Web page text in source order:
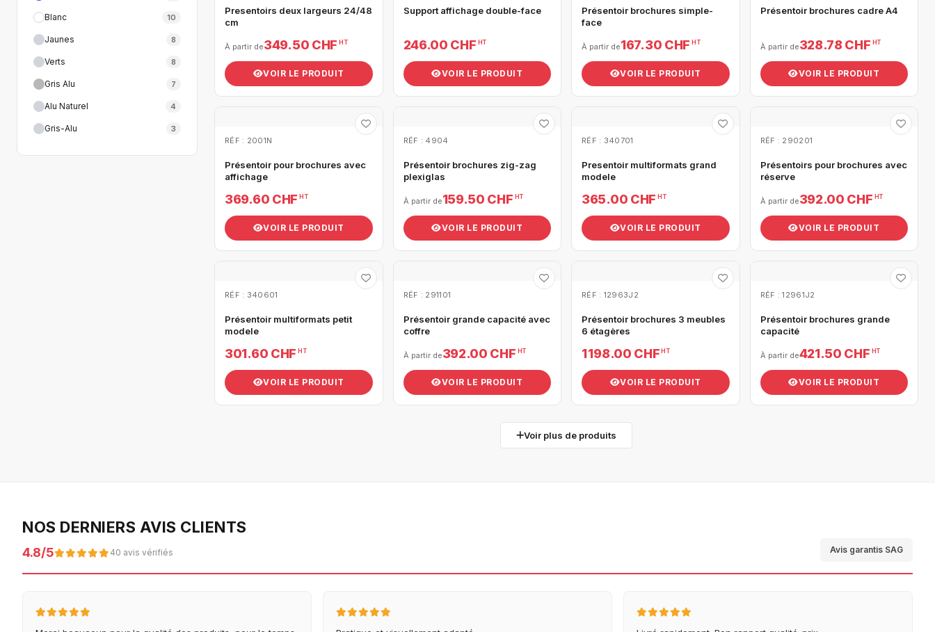
Blanc 10
Jaunes 8
Verts 8
Gris Alu 7
Alu Naturel 4
Gris-Alu 3
Presentoirs deux largeurs 24/48
cm
À partir de349.50 CHF HT
VOIR LE PRODUIT
Support affichage double-face
246.00 CHF HT
VOIR LE PRODUIT
Présentoir brochures simple-
face
À partir de167.30 CHF HT
VOIR LE PRODUIT
Présentoir brochures cadre A4
À partir de328.78 CHF HT
VOIR LE PRODUIT
RÉF : 2001N
Présentoir pour brochures avec
affichage
369.60 CHF HT
VOIR LE PRODUIT
RÉF : 4904
Présentoir brochures zig-zag
plexiglas
À partir de159.50 CHF HT
VOIR LE PRODUIT
RÉF : 340701
Presentoir multiformats grand
modele
365.00 CHF HT
VOIR LE PRODUIT
RÉF : 290201
Présentoirs pour brochures avec
réserve
À partir de392.00 CHF HT
VOIR LE PRODUIT
RÉF : 340601
Présentoir multiformats petit
modele
301.60 CHF HT
VOIR LE PRODUIT
RÉF : 291101
Présentoir grande capacité avec
coffre
À partir de392.00 CHF HT
VOIR LE PRODUIT
RÉF : 12963J2
Présentoir brochures 3 meubles
6 étagères
1 198.00 CHF HT
VOIR LE PRODUIT
RÉF : 12961J2
Présentoir brochures grande
capacité
À partir de421.50 CHF HT
VOIR LE PRODUIT
Voir plus de produits
NOS DERNIERS AVIS CLIENTS
4.8/5 40 avis vérifiés Avis garantis SAG